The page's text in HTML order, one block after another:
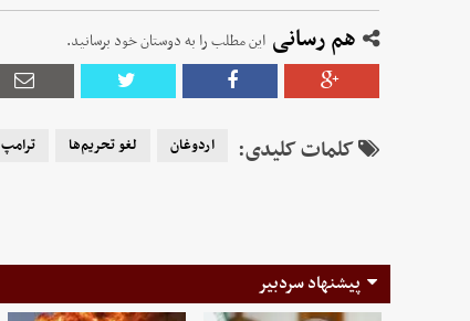
هم رسانی این مطلب را به دوستان خود برسانید.
کلمات کلیدی: اردوغان لغو تحریم‌ها ترامپ
پیشنهاد سردبیر